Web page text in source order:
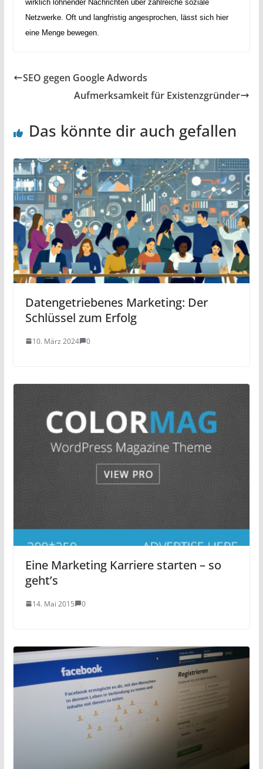
wirklich lohnender Nachrichten über zahlreiche soziale
Netzwerke. Oft und langfristig angesprochen, lässt sich hier
eine Menge bewegen.
SEO gegen Google Adwords
Aufmerksamkeit für Existenzgründer
Das könnte dir auch gefallen
Datengetriebenes Marketing: Der
Schlüssel zum Erfolg
10. März 2024 0
Eine Marketing Karriere starten – so
geht’s
14. Mai 2015 0